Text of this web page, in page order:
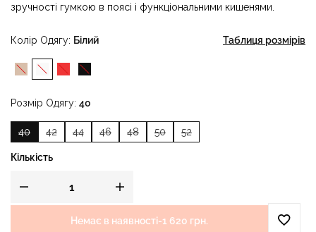
зручності гумкою в поясі і функціональними кишенями.
Колір Одягу Білий
Розмір Одягу 40
40 42 44 46 48 50 52
Таблиця розмірів
Кількість
Немає в наявності-1 620 грн.